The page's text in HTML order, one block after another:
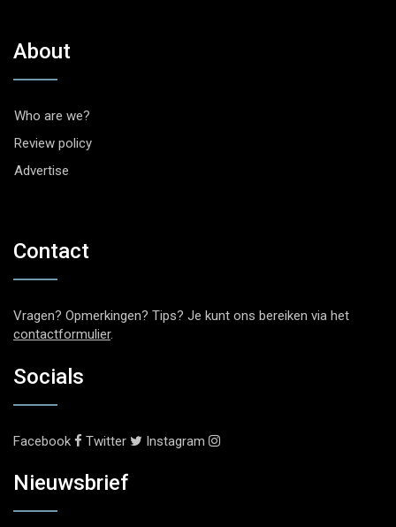
About
Who are we?
Review policy
Advertise
Contact
Vragen? Opmerkingen? Tips? Je kunt ons bereiken via het
contactformulier.
Socials
Facebook Twitter Instagram
Nieuwsbrief